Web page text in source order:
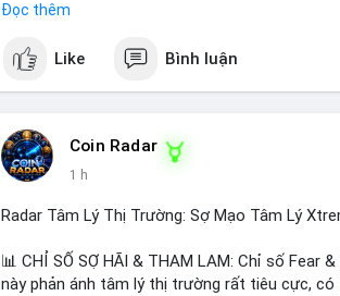
- Nhà đầu tư cần theo dõi sát sao diễn biến
#binancesquare #cryptonews #hyperliquid
$hype
#vlikevn #titanbot
📰 Nguồn: CoinDesk
Đọc thêm
Like Bình luận
Coin Radar
1 h
Radar Tâm Lý Thị Trường: Sợ Mạo Tâm Lý
📊 CHỈ SỐ SỢ HÃI & THAM LAM: Chỉ số Fear
này phản ánh tâm lý thị trường rất tiêu cực,